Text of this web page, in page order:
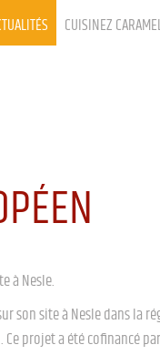
CUISINEZ
à Nesle.
son site à Nesle dans la
projet a été cofinancé par